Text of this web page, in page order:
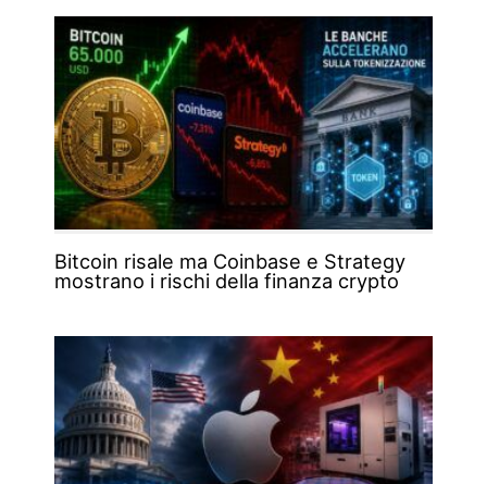
Bitcoin risale ma Coinbase e Strategy
mostrano i rischi della finanza crypto